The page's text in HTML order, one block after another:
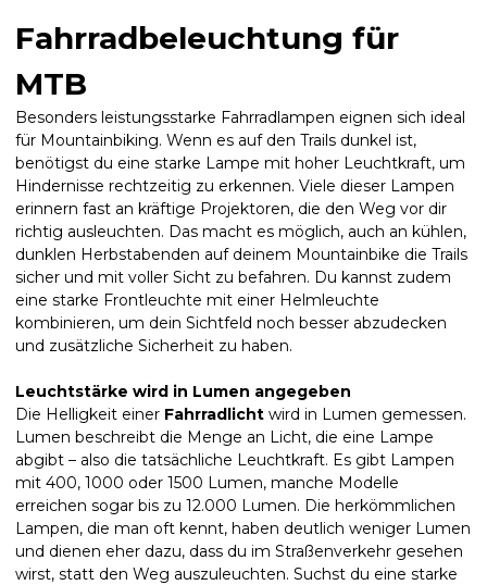
Fahrradbeleuchtung für
MTB
Besonders leistungsstarke Fahrradlampen eignen sich ideal
für Mountainbiking. Wenn es auf den Trails dunkel ist,
benötigst du eine starke Lampe mit hoher Leuchtkraft, um
Hindernisse rechtzeitig zu erkennen. Viele dieser Lampen
erinnern fast an kräftige Projektoren, die den Weg vor dir
richtig ausleuchten. Das macht es möglich, auch an kühlen,
dunklen Herbstabenden auf deinem Mountainbike die Trails
sicher und mit voller Sicht zu befahren. Du kannst zudem
eine starke Frontleuchte mit einer Helmleuchte
kombinieren, um dein Sichtfeld noch besser abzudecken
und zusätzliche Sicherheit zu haben.
Leuchtstärke wird in Lumen angegeben
Die Helligkeit einer Fahrradlicht wird in Lumen gemessen.
Lumen beschreibt die Menge an Licht, die eine Lampe
abgibt – also die tatsächliche Leuchtkraft. Es gibt Lampen
mit 400, 1000 oder 1500 Lumen, manche Modelle
erreichen sogar bis zu 12.000 Lumen. Die herkömmlichen
Lampen, die man oft kennt, haben deutlich weniger Lumen
und dienen eher dazu, dass du im Straßenverkehr gesehen
wirst, statt den Weg auszuleuchten. Suchst du eine starke